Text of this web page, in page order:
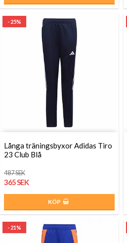
- 25%
Långa träningsbyxor Adidas Tiro
23 Club Blå
487 SEK
365 SEK
KÖP
- 21%